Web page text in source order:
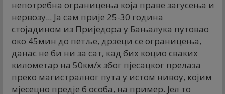
непотребна ограницења која праве загусења и
нервозу... Ја сам прије 25-30 година
стојадином из Приједора у Бањалука путовао
око 45мин до петље, дрзеци се ограницења,
данас не би ни за сат, кад бих коцио сваких
километар на 50км/х због пјесацког прелаза
преко магистралног пута у истом нивоу, којим
мјесецно предје 6 особа, на пример. Јел то